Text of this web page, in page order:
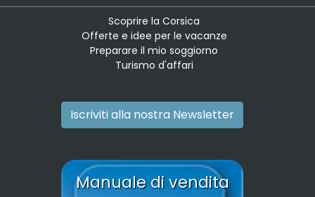
Scoprire la Corsica
Offerte e idee per le vacanze
Preparare il mio soggiorno
Turismo d'affari
Iscriviti alla nostra Newsletter
Manuale di vendita